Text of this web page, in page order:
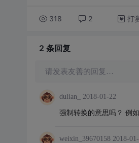
318 2 打
2 条回复
请发表友善的回复…
dulian_ 2018-01-22
强制转换的意思吗？ 例
weixin_39670158 2018-